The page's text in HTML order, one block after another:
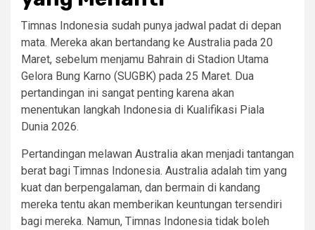
Timnas Indonesia sudah punya jadwal padat di depan
mata. Mereka akan bertandang ke Australia pada 20
Maret, sebelum menjamu Bahrain di Stadion Utama
Gelora Bung Karno (SUGBK) pada 25 Maret. Dua
pertandingan ini sangat penting karena akan
menentukan langkah Indonesia di Kualifikasi Piala
Dunia 2026.
Pertandingan melawan Australia akan menjadi tantangan
berat bagi Timnas Indonesia. Australia adalah tim yang
kuat dan berpengalaman, dan bermain di kandang
mereka tentu akan memberikan keuntungan tersendiri
bagi mereka. Namun, Timnas Indonesia tidak boleh